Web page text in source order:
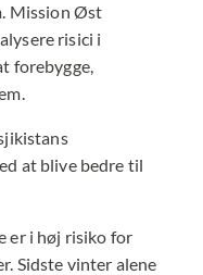
Mission Øst
risici i
forebygge,
at blive bedre til
er i høj risiko for
Sidste vinter alene